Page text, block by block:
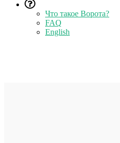
Что такое Ворота?
FAQ
English